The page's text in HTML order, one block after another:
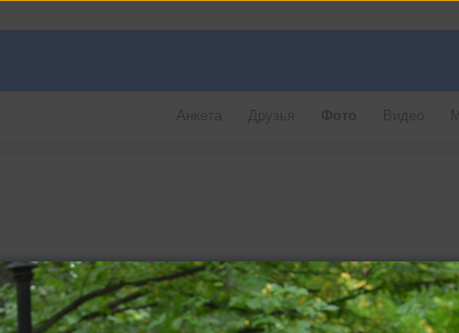
Анкета Друзья Фото Видео